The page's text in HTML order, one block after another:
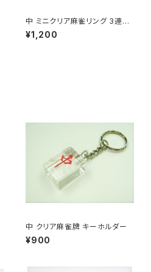
中 ミニクリア麻雀リング 3連キ
ーホルダー
¥1,200
中 クリア麻雀牌 キーホルダー
¥900